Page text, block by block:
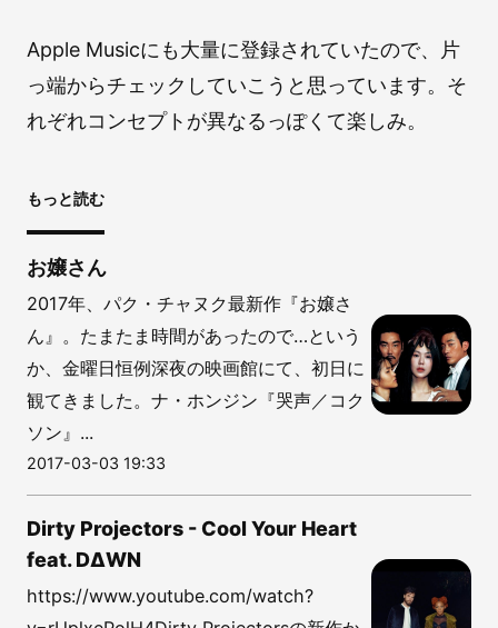
Apple Musicにも大量に登録されていたので、片
っ端からチェックしていこうと思っています。そ
れぞれコンセプトが異なるっぽくて楽しみ。
もっと読む
お嬢さん
2017年、パク・チャヌク最新作『お嬢さ
ん』。たまたま時間があったので…という
か、金曜日恒例深夜の映画館にて、初日に
観てきました。ナ・ホンジン『哭声／コク
ソン』...
2017-03-03 19:33
Dirty Projectors - Cool Your Heart
feat. D∆WN
https://www.youtube.com/watch?